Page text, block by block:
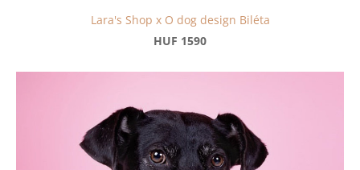
Lara's Shop x O dog design Biléta
HUF 1590